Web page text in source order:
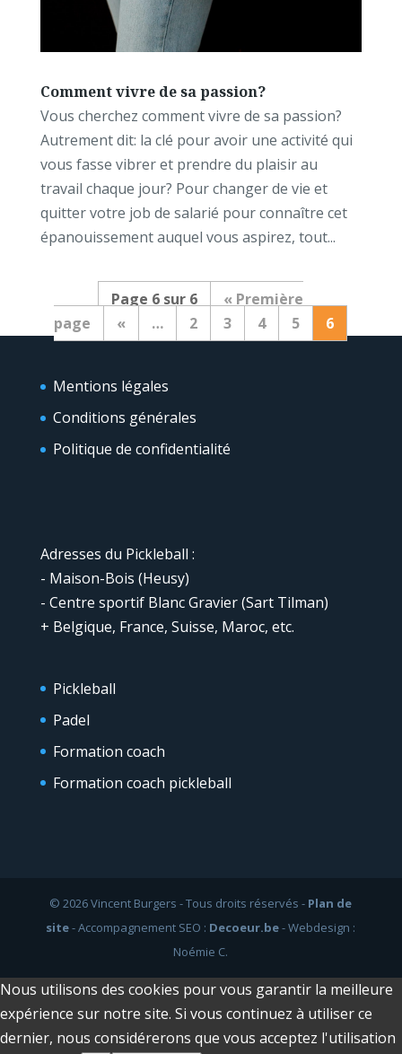
Comment vivre de sa passion?
Vous cherchez comment vivre de sa passion?
Autrement dit: la clé pour avoir une activité qui
vous fasse vibrer et prendre du plaisir au
travail chaque jour? Pour changer de vie et
quitter votre job de salarié pour connaître cet
épanouissement auquel vous aspirez, tout...
Page 6 sur 6
« Première
page
« … 2 3 4 5 6
Mentions légales
Conditions générales
Politique de confidentialité
Adresses du Pickleball :
- Maison-Bois (Heusy)
- Centre sportif Blanc Gravier (Sart Tilman)
+ Belgique, France, Suisse, Maroc, etc.
Pickleball
Padel
Formation coach
Formation coach pickleball
© 2026 Vincent Burgers - Tous droits réservés - Plan de
site- Accompagnement SEO : Decoeur.be- Webdesign :
Noémie C.
Nous utilisons des cookies pour vous garantir la meilleure
expérience sur notre site. Si vous continuez à utiliser ce
dernier, nous considérerons que vous acceptez l'utilisation